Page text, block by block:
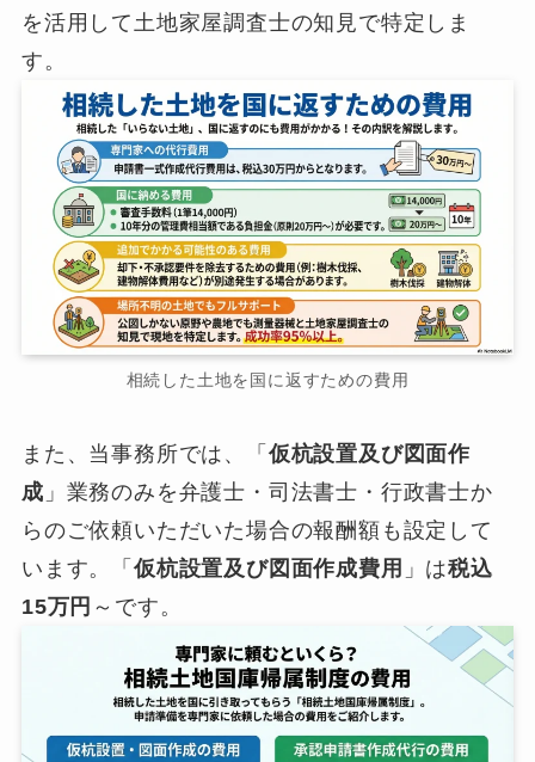
を活用して土地家屋調査士の知見で特定しま
す。
相続した土地を国に返すための費用
また、当事務所では、「 仮杭設置及び図面作
成 」業務のみを弁護士・司法書士・行政書士か
らのご依頼いただいた場合の報酬額も設定して
います。「 仮杭設置及び図面作成費用 」は税込
15万円 ～です。